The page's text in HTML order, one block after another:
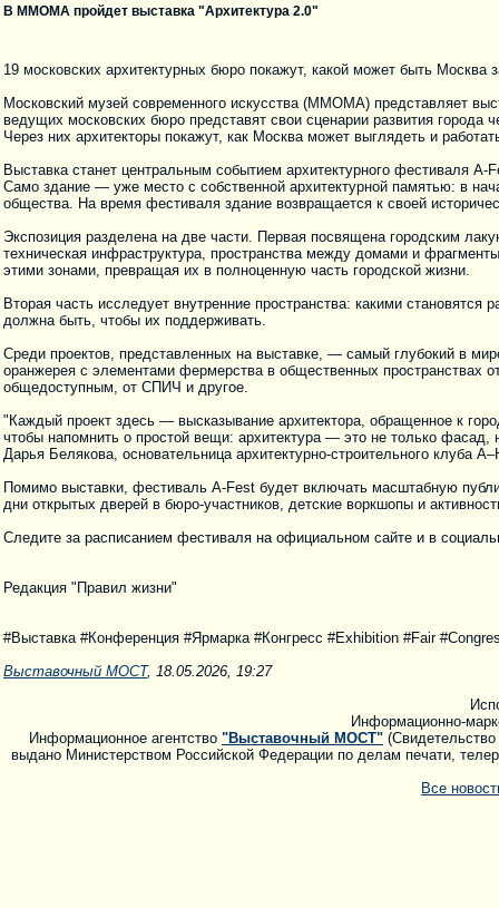
В ММОМА пройдет выставка "Архитектура 2.0"
19 московских архитектурных бюро покажут, какой может быть Москва
Московский музей современного искусства (ММОМА) представляет
ведущих московских бюро представят свои сценарии развития
Через них архитекторы покажут, как Москва может выглядеть и
Выставка станет центральным событием архитектурного фестиваля
Само здание — уже место с собственной архитектурной памятью: в
общества. На время фестиваля здание возвращается к своей
Экспозиция разделена на две части. Первая посвящена городским
техническая инфраструктура, пространства между домами и
этими зонами, превращая их в полноценную часть городской жизни.
Вторая часть исследует внутренние пространства: какими
должна быть, чтобы их поддерживать.
Среди проектов, представленных на выставке, — самый глубокий в
оранжерея с элементами фермерства в общественных пространствах
общедоступным, от СПИЧ и другое.
"Каждый проект здесь — высказывание архитектора, обращенное к
чтобы напомнить о простой вещи: архитектура — это не только фасад,
Дарья Белякова, основательница архитектурно-строительного клуба
Помимо выставки, фестиваль A-Fest будет включать масштабную
дни открытых дверей в бюро-участников, детские воркшопы и
Следите за расписанием фестиваля на официальном сайте и в
Редакция "Правил жизни"
#Выставка #Конференция #Ярмарка #Конгресс #Exhibition #Fair
Выставочный МОСТ, 18.05.2026, 19:27
Информационно-
Информационное агентство "Выставочный МОСТ"
выдано Министерством Российской Федерации по делам печати,
Все